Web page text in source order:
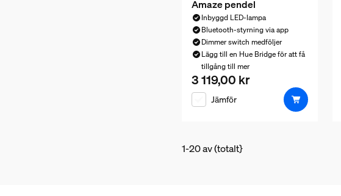
Amaze pendel
Inbyggd LED-lampa
Bluetooth-styrning via app
Dimmer switch medföljer
Lägg till en Hue Bridge för att få
tillgång till mer
Nuvarande pris är 3 119,00 kr
3 119,00 kr
Jämför
1-20 av (totalt}